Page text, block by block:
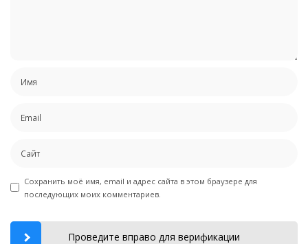
Сохранить моё имя, email и адрес сайта в этом браузере для
последующих моих комментариев.
Проведите вправо для верификации